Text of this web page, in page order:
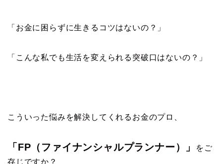
「お金に困らずに生きるコツはないの？」
「こんな私でも生活を変えられる突破口はないの？」
こういった悩みを解決してくれるお金のプロ、
「FP（ファイナンシャルプランナー）」
をご
存じですか？